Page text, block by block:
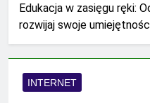
Edukacja w zasięgu ręki:
rozwijaj swoje
INTERNET